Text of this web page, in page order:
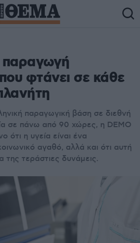
παραγωγή
φτάνει σε κάθε
παραγωγική βάση σε διεθνή
σε πάνω από 90 χώρες, η DEMO
ότι η υγεία είναι ένα
αγαθό, αλλά και ότι αυτή
τεράστιες δυνάμεις.